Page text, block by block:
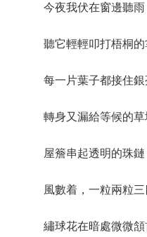
今夜我伏在窗邊聽雨
聽它輕輕叩打梧桐的
每一片葉子都接住銀
轉身又漏給等候的草
屋簷串起透明的珠鏈
風數着，一粒兩粒三
繡球花在暗處微微頷